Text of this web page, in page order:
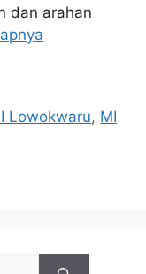
dan arahan
Lowokwaru, MI